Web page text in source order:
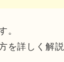
を詳しく解説